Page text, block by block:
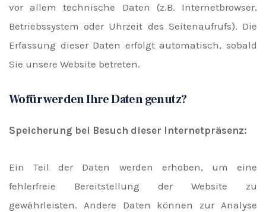
vor allem technische Daten (z.B. Internetbrowser,
Betriebssystem oder Uhrzeit des Seitenaufrufs). Die
Erfassung dieser Daten erfolgt automatisch, sobald
Sie unsere Website betreten.
Wofür werden Ihre Daten genutz?
Speicherung bei Besuch dieser Internetpräsenz:
Ein Teil der Daten werden erhoben, um eine
fehlerfreie Bereitstellung der Website zu
gewährleisten. Andere Daten können zur Analyse